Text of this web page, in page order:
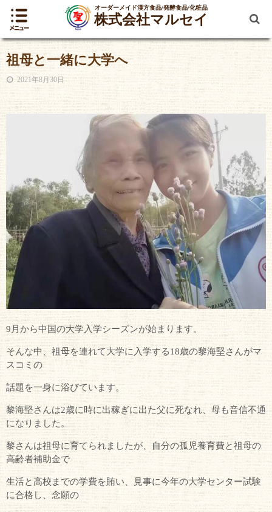
オーダーメイド漢方食品/発酵食品/化粧品
株式会社マルセイ
祖母と一緒に大学へ
2021年8月30日
9月から中国の大学入学シーズンが始まります。
そんな中、祖母を連れて大学に入学する18歳の黎海堅さんがマ
スコミの
話題を一身に浴びています。
黎海堅さんは2歳に時に出稼ぎに出た父に死なれ、母も音信不通
になりました。
黎さんは祖母に育てられましたが、自分の孤児養育費と祖母の
高齢者補助金で
生活と高校までの学費を賄い、見事に今年の大学センター試験
に合格し、念願の